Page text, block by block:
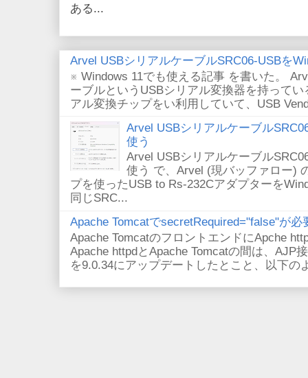
ある...
Arvel USBシリアルケーブルSRC06-USBを
※ Windows 11でも使える記事 を書いた。
ーブルというUSBシリアル変換器を持って
アル変換チップをい利用していて、USB
Arvel USBシリアルケーブル
使う
Arvel USBシリアルケーブル
使う で、Arvel (現バッファロー)
プを使ったUSB to Rs-232Cアダプターを
同じSRC...
Apache TomcatでsecretRequired="false"が必
Apache TomcatのフロントエンドにApche
Apache httpdとApache Tomcatの間は、AJP
を9.0.34にアップデートしたとこと、以下の